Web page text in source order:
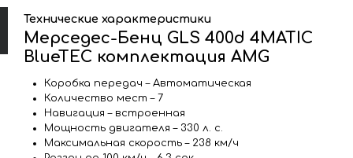
Технические характеристики
Мерседес-Бенц GLS 400d 4MATIC
BlueTEC комплектация AMG
Коробка передач – Автоматическая
Количество мест – 7
Навигация – встроенная
Мощность двигателя – 330 л. с.
Максимальная скорость – 238 км/ч